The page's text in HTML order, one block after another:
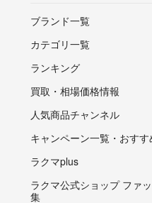
ブランド一覧
カテゴリ一覧
ランキング
買取・相場価格情報
人気商品チャンネル
キャンペーン一覧・おす
ラクマplus
ラクマ公式ショップ ファ
集